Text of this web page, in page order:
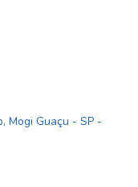
Mogi Guaçu - SP -